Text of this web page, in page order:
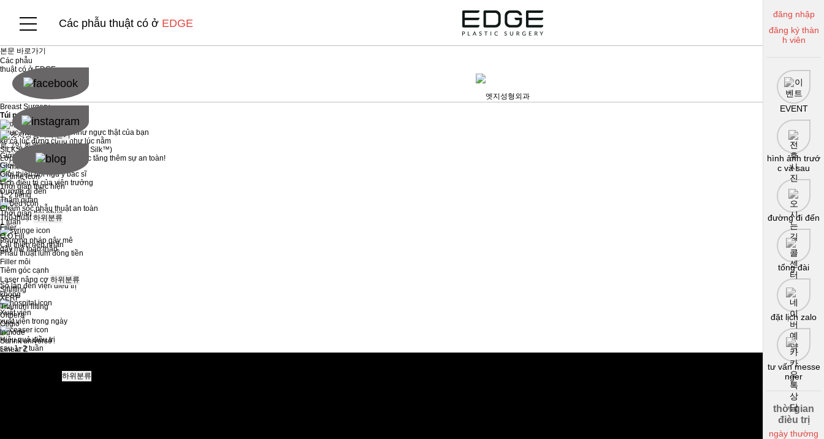
Các phẫu thuật có ở EDGE
본문 바로가기
Các phẫu
thuật có ởEDGE
닫기
로그인 회원가입
Giới thiệu EDGE 하위분류
Giới thiệu bệnh viện
Giới thiệu đội ngũ y bác sĩ
Lịch điều trị của viện trưởng
Đường đi đến
Tham quan
Chăm sóc phẫu thuật an toàn
Thủ thuật 하위분류
Filler
Q.O.Fill
Cải thiện nếp nhăn
Phẫu thuật lúm đồng tiền
Filler môi
Tiêm góc cạnh
Laser nâng cơ 하위분류
Sillifting
XERF
Titanium lifting
Ulthera
Oligio
Inmode
Surink universe
Linear Z
하위분류
Breast Surgery
Túi ngực/ Motiva
IMPLANT
Ngực Motiva tự nhiên như ngực thật của bạn
kể cả lúc đứng cũng như lúc nằm
SILKSURFACE™ (Smooth Silk™)
Lớp vỏ ngoài nhân trắc học tăng thêm sự an toàn!
Thời gian thực hiện
1~2 tiếng
Thời gian hồi phục
1 tuần
Phương pháp gây mê
gây mê toàn thân
Số lần đến viện điều trị
không
Xuất viện
xuất viện trong ngày
Hiệu quả điều trị
sau 1~2 tuần
đăng nhập
đăng ký thàn
h viên
EVENT
hình ảnh trướ
c và sau
đường đi đến
tổng đài
đặt lịch zalo
tư vấn messe
nger
thời gian
đièu trị
ngày thường